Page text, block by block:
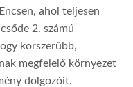
ahol teljesen
2. számú
korszerűbb,
megfelelő környezet
dolgozóit.